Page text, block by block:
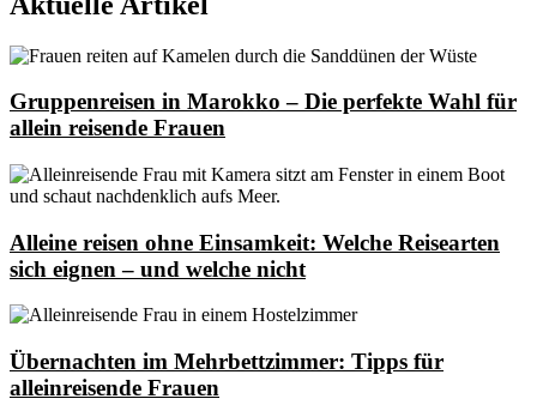
Gruppenreisen in Marokko – Die perfekte Wahl für
allein reisende Frauen
Alleine reisen ohne Einsamkeit: Welche Reisearten
sich eignen – und welche nicht
Übernachten im Mehrbettzimmer: Tipps für
alleinreisende Frauen